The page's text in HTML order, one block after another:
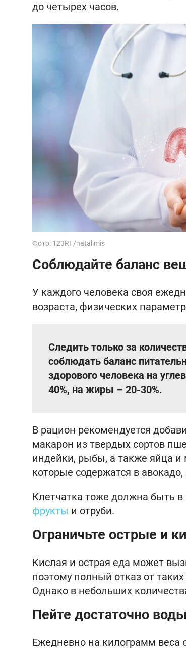
до четырех часов.
Фото: 123RF/natalimis
Соблюдайте баланс
У каждого человека своя
возраста, физических
Следить только за
соблюдать баланс
здорового человека на
40%, на жиры – 20-30%.
В рацион рекомендуется
макарон из твердых сортов
индейки, рыбы, а также яйца и
которые содержатся в
Клетчатка тоже должна быть
фрукты и отруби.
Ограничьте острые и
Кислая и острая еда может
поэтому полный отказ от
Однако в небольших
Пейте достаточно воды
Ежедневно на килограмм веса